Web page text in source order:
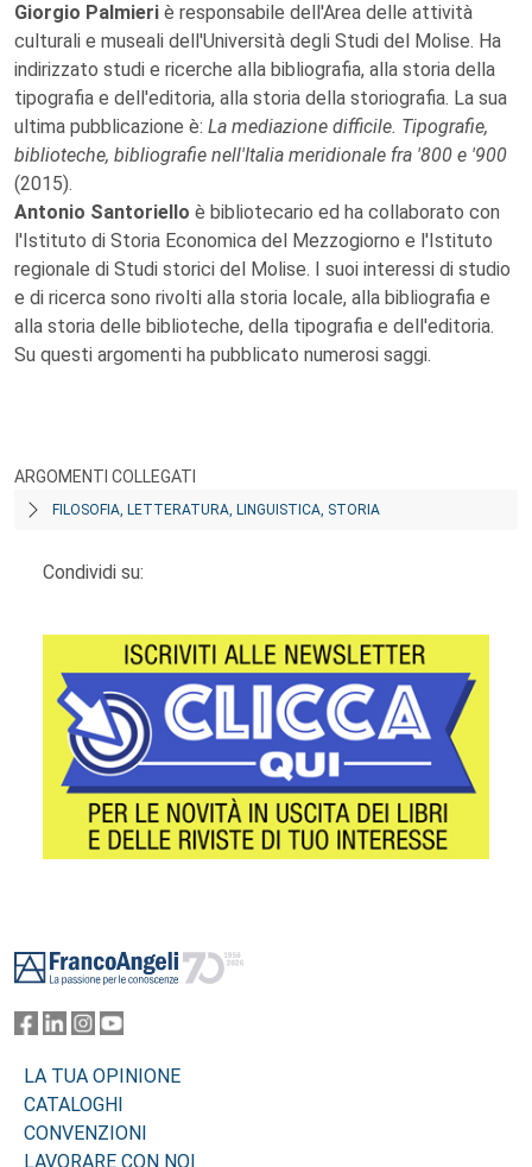
Giorgio Palmieri è responsabile dell'Area delle attività
culturali e museali dell'Università degli Studi del Molise. Ha
indirizzato studi e ricerche alla bibliografia, alla storia della
tipografia e dell'editoria, alla storia della storiografia. La sua
ultima pubblicazione è: La mediazione difficile. Tipografie,
biblioteche, bibliografie nell'Italia meridionale fra '800 e '900
(2015).
Antonio Santoriello è bibliotecario ed ha collaborato con
l'Istituto di Storia Economica del Mezzogiorno e l'Istituto
regionale di Studi storici del Molise. I suoi interessi di studio
e di ricerca sono rivolti alla storia locale, alla bibliografia e
alla storia delle biblioteche, della tipografia e dell'editoria.
Su questi argomenti ha pubblicato numerosi saggi.
ARGOMENTI COLLEGATI
FILOSOFIA, LETTERATURA, LINGUISTICA, STORIA
Condividi su:
LA TUA OPINIONE
CATALOGHI
CONVENZIONI
LAVORARE CON NOI